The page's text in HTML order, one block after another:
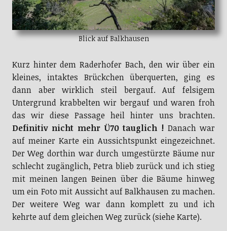
Blick auf Balkhausen
Kurz hinter dem Raderhofer Bach, den wir über ein
kleines, intaktes Brückchen überquerten, ging es
dann aber wirklich steil bergauf. Auf felsigem
Untergrund krabbelten wir bergauf und waren froh
das wir diese Passage heil hinter uns brachten.
Definitiv nicht mehr Ü70 tauglich !Danach war
auf meiner Karte ein Aussichtspunkt eingezeichnet.
Der Weg dorthin war durch umgestürzte Bäume nur
schlecht zugänglich, Petra blieb zurück und ich stieg
mit meinen langen Beinen über die Bäume hinweg
um ein Foto mit Aussicht auf Balkhausen zu machen.
Der weitere Weg war dann komplett zu und ich
kehrte auf dem gleichen Weg zurück (siehe Karte).